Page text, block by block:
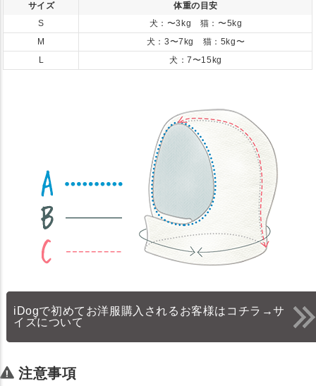
サイズ
体重の目安
S
犬：〜3kg 猫：〜5kg
M
犬：3〜7kg 猫：5kg〜
L
犬：7〜15kg
iDogで初めてお洋服購入されるお客様はコチラ→サ
イズについて
注意事項